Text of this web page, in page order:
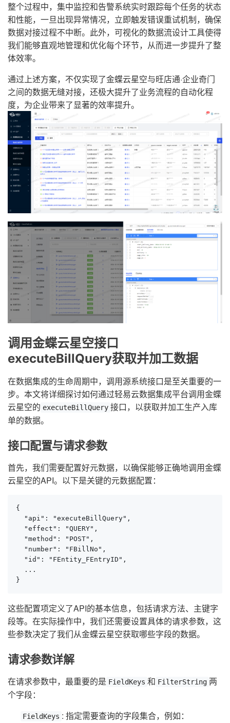
整个过程中，集中监控和告警系统实时跟踪每个任务的状态
和性能，一旦出现异常情况，立即触发错误重试机制，确保
数据对接过程不中断。此外，可视化的数据流设计工具使得
我们能够直观地管理和优化每个环节，从而进一步提升了整
体效率。
通过上述方案，不仅实现了金蝶云星空与旺店通·企业奇门
之间的数据无缝对接，还极大提升了业务流程的自动化程
度，为企业带来了显著的效率提升。
调用金蝶云星空接口
executeBillQuery获取并加工数据
在数据集成的生命周期中，调用源系统接口是至关重要的一
步。本文将详细探讨如何通过轻易云数据集成平台调用金蝶
云星空的 executeBillQuery 接口，以获取并加工生产入库
单的数据。
接口配置与请求参数
首先，我们需要配置好元数据，以确保能够正确地调用金蝶
云星空的API。以下是关键的元数据配置：
{
  "api": "executeBillQuery",
  "effect": "QUERY",
  "method": "POST",
  "number": "FBillNo",
  "id": "FEntity_FEntryID",
  ...
}
这些配置项定义了API的基本信息，包括请求方法、主键字
段等。在实际操作中，我们还需要设置具体的请求参数，这
些参数决定了我们从金蝶云星空获取哪些字段的数据。
请求参数详解
在请求参数中，最重要的是 FieldKeys 和 FilterString 两
个字段：
FieldKeys : 指定需要查询的字段集合，例如：